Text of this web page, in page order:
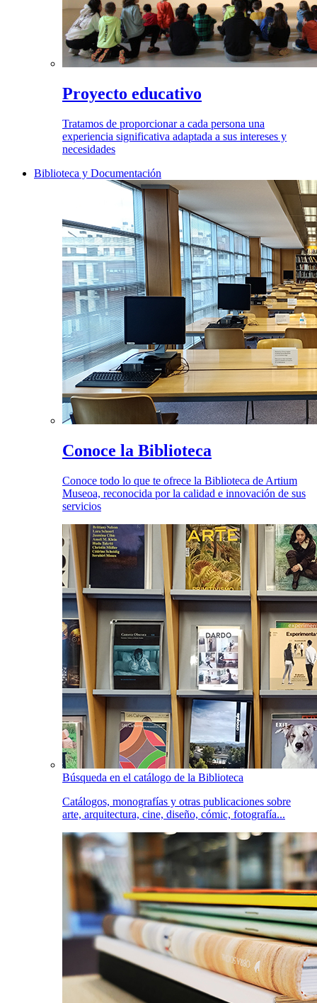
Proyecto educativo
Tratamos de proporcionar a cada persona una
experiencia significativa adaptada a sus intereses y
necesidades
Biblioteca y Documentación
Conoce la Biblioteca
Conoce todo lo que te ofrece la Biblioteca de Artium
Museoa, reconocida por la calidad e innovación de sus
servicios
Búsqueda en el catálogo de la Biblioteca
Catálogos, monografías y otras publicaciones sobre
arte, arquitectura, cine, diseño, cómic, fotografía...